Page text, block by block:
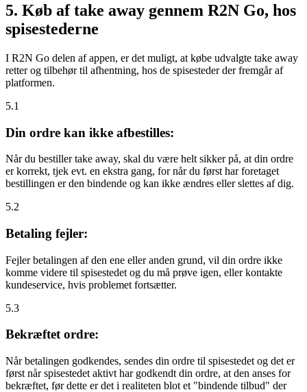
5. Køb af take away gennem R2N Go, hos
spisestederne
I R2N Go delen af appen, er det muligt, at købe udvalgte take away
retter og tilbehør til afhentning, hos de spisesteder der fremgår af
platformen.
5.1
Din ordre kan ikke afbestilles:
Når du bestiller take away, skal du være helt sikker på, at din ordre
er korrekt, tjek evt. en ekstra gang, for når du først har foretaget
bestillingen er den bindende og kan ikke ændres eller slettes af dig.
5.2
Betaling fejler:
Fejler betalingen af den ene eller anden grund, vil din ordre ikke
komme videre til spisestedet og du må prøve igen, eller kontakte
kundeservice, hvis problemet fortsætter.
5.3
Bekræftet ordre:
Når betalingen godkendes, sendes din ordre til spisestedet og det er
først når spisestedet aktivt har godkendt din ordre, at den anses for
bekræftet, før dette er det i realiteten blot et "bindende tilbud" der